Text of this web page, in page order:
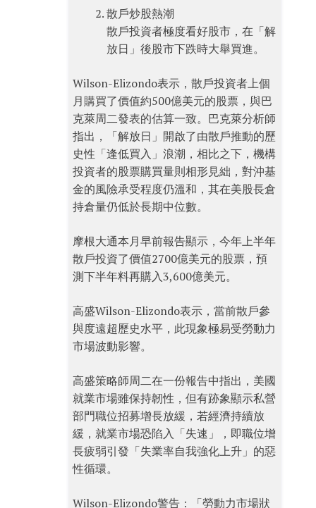
散戶炒股熱潮
散戶投資者極度看好股市，在「解
放日」後股市下跌時大舉買進。
Wilson-Elizondo表示，散戶投資者上個
月購買了價值約500億美元的股票，與巴
克萊周二發表的估算一致。巴克萊分析師
指出，「解放日」開啟了由散戶推動的歷
史性「逢低買入」浪潮，相比之下，機構
投資者的股票購買量則相形見絀，對沖基
金的風險承受程度仍溫和，其在美股長倉
持倉量仍低於長期中位數。
摩根大通本月早前報告顯示，今年上半年
散戶投資了價值2700億美元的股票，預
測下半年料再購入3,600億美元。
高盛Wilson-Elizondo表示，當前散戶參
與度遠超歷史水平，此現象極易受勞動力
市場波動影響。
高盛策略師周二在一份報告中指出，美國
就業市場雖保持韌性，但有跡象顯示私營
部門職位招募增長放緩，若經濟持續放
緩，就業市場恐陷入「失速」，即職位增
長疲弱引發「失業率自我強化上升」的惡
性循環。
Wilson-Elizondo警告：「勞動力市場狀